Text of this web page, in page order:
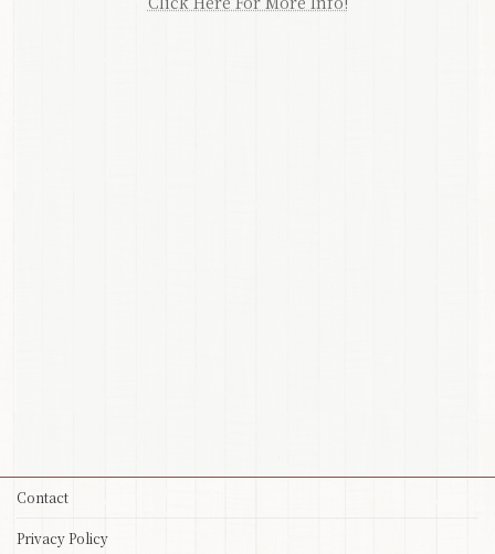
Contact
Privacy Policy